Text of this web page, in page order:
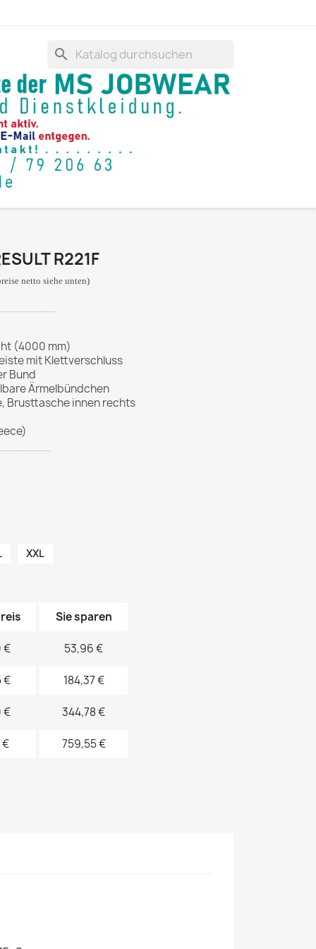
search
R221F
netto siehe unten)
(4000 mm)
mit Klettverschluss
Bund
Ärmelbündchen
Brusttasche innen rechts
XXL
Sie sparen
€ 53,96 €
€ 184,37 €
€ 344,78 €
€ 759,55 €